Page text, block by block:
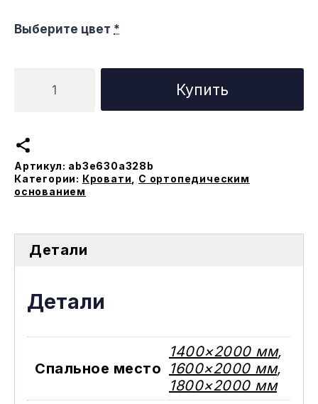
Выберите цвет *
товара
Сити
ортопедическим
основанием
Купить
Артикул: ab3e630a328b
Категории: Кровати
С ортопедическим
основанием
Детали
Детали
Спальное место
1400×2000 мм,
1600×2000 мм,
1800×2000 мм